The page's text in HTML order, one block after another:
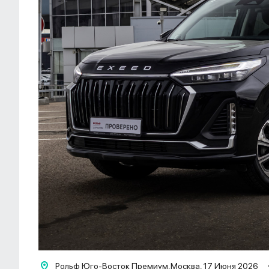
Рольф Юго-Восток Премиум,Москва, 17 Июня 2026